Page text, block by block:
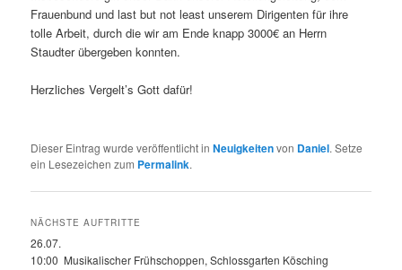
Frauenbund und last but not least unserem Dirigenten für ihre
tolle Arbeit, durch die wir am Ende knapp 3000€ an Herrn
Staudter übergeben konnten.
Herzliches Vergelt’s Gott dafür!
Dieser Eintrag wurde veröffentlicht inNeuigkeitenvon Daniel. Setze
ein Lesezeichen zum Permalink.
NÄCHSTE AUFTRITTE
26.07.
10:00 Musikalischer Frühschoppen, Schlossgarten Kösching